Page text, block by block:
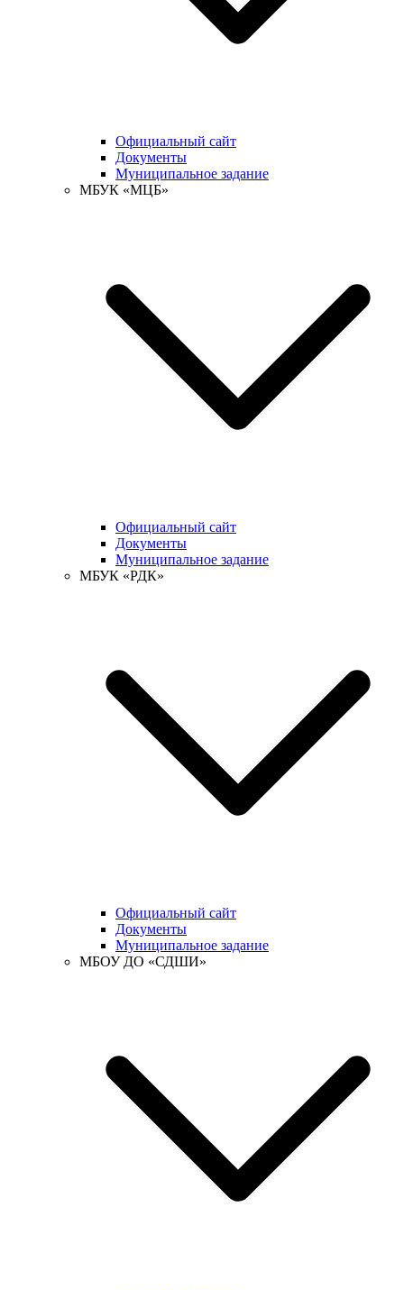
Официальный сайт
Документы
Муниципальное задание
МБУК «МЦБ»
Официальный сайт
Документы
Муниципальное задание
МБУК «РДК»
Официальный сайт
Документы
Муниципальное задание
МБОУ ДО «СДШИ»